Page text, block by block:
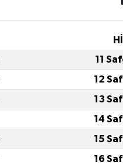
11
12
13
14
15
16